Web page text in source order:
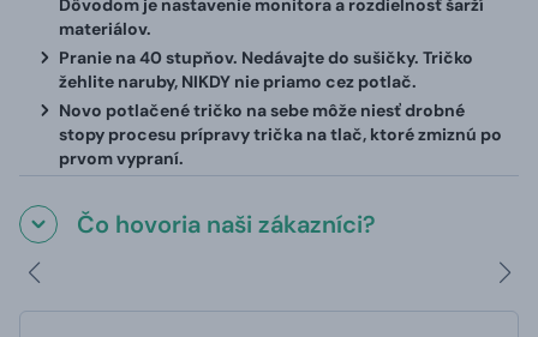
materiálov.
Pranie na 40 stupňov. Nedávajte do sušičky. Tričko
žehlite naruby, NIKDY nie priamo cez potlač.
Novo potlačené tričko na sebe môže niesť drobné
stopy procesu prípravy trička na tlač, ktoré zmiznú po
prvom vypraní.
Čo hovoria naši zákazníci?